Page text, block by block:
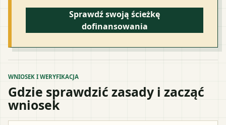
Sprawdź swoją ścieżkę
dofinansowania
WNIOSEK I WERYFIKACJA
Gdzie sprawdzić zasady i zacząć
wniosek